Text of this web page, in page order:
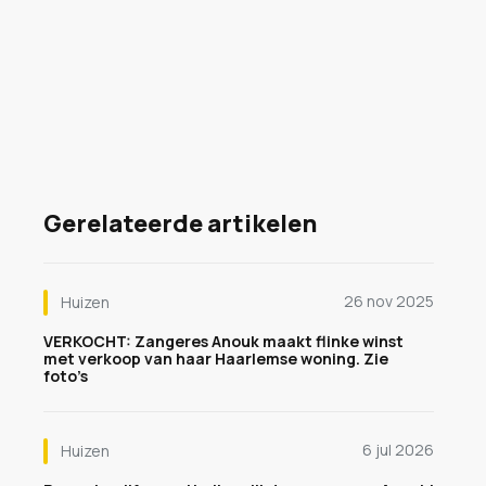
Gerelateerde artikelen
Huizen
26 nov 2025
VERKOCHT: Zangeres Anouk maakt flinke winst
met verkoop van haar Haarlemse woning. Zie
foto’s
Huizen
6 jul 2026